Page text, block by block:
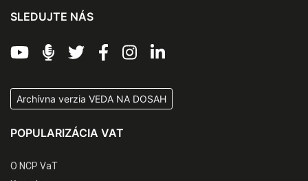
SLEDUJTE NÁS
Archívna verzia VEDA NA DOSAH
POPULARIZÁCIA VAT
O NCP VaT